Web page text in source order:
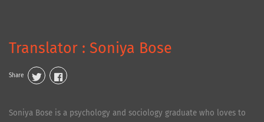
Translator : Soniya Bose
Share
Soniya Bose is a psychology and sociology graduate who loves to